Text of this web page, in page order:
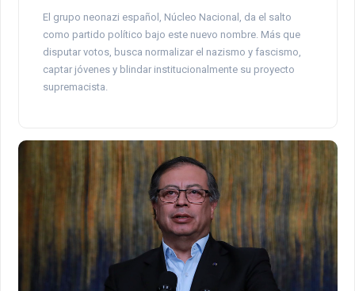
El grupo neonazi español, Núcleo Nacional, da el salto
como partido político bajo este nuevo nombre. Más que
disputar votos, busca normalizar el nazismo y fascismo,
captar jóvenes y blindar institucionalmente su proyecto
supremacista.